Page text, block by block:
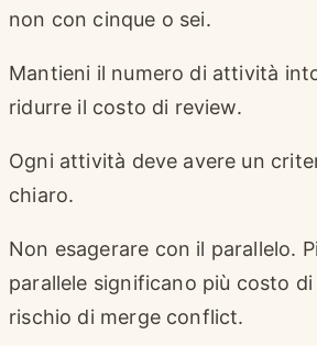
non con cinque o sei.
Mantieni il numero di attività
ridurre il costo di review.
Ogni attività deve avere un
chiaro.
Non esagerare con il parallelo.
parallele significano più costo
rischio di merge conflict.